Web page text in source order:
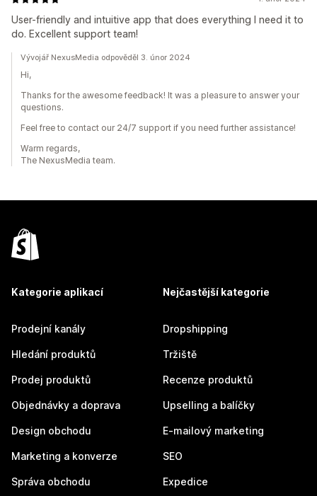
User-friendly and intuitive app that does everything I need it to
do. Excellent support team!
Vývojář NexusMedia odpověděl 3. únor 2024
Hi,
Thanks for the awesome feedback! It was a pleasure to answer your
questions.
Feel free to contact our 24/7 support if you need further assistance!
Warm regards,
The NexusMedia team.
Kategorie aplikací
Prodejní kanály
Hledání produktů
Prodej produktů
Objednávky a doprava
Design obchodu
Marketing a konverze
Správa obchodu
Nejčastější kategorie
Dropshipping
Tržiště
Recenze produktů
Upselling a balíčky
E-mailový marketing
SEO
Expedice